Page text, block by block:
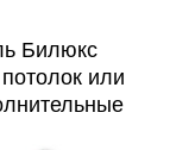
Билюкс
или